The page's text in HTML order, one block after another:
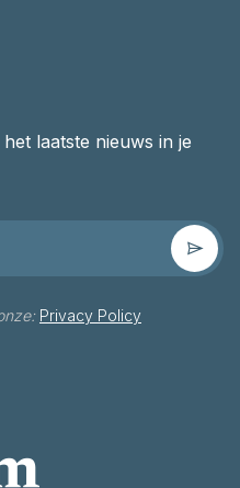
laatste nieuws in je
Privacy Policy